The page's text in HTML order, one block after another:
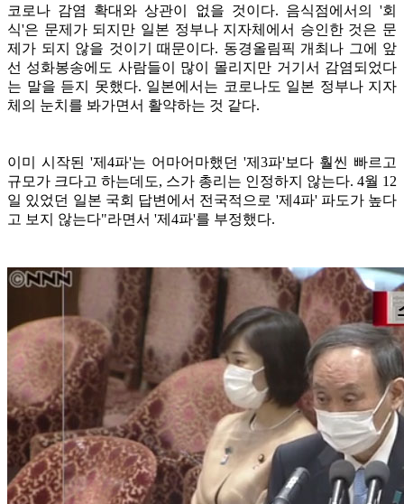
코로나 감염 확대와 상관이 없을 것이다. 음식점에서의 '회
식'은 문제가 되지만 일본 정부나 지자체에서 승인한 것은 문
제가 되지 않을 것이기 때문이다. 동경올림픽 개최나 그에 앞
선 성화봉송에도 사람들이 많이 몰리지만 거기서 감염되었다
는 말을 듣지 못했다. 일본에서는 코로나도 일본 정부나 지자
체의 눈치를 봐가면서 활약하는 것 같다.
이미 시작된 '제4파'는 어마어마했던 '제3파'보다 훨씬 빠르고
규모가 크다고 하는데도, 스가 총리는 인정하지 않는다. 4월 12
일 있었던 일본 국회 답변에서 전국적으로 '제4파' 파도가 높다
고 보지 않는다"라면서 '제4파'를 부정했다.